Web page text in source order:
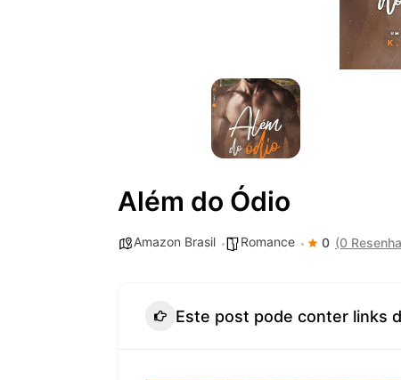
Além do Ódio
Amazon Brasil Romance 0 (0
Este post pode conter links